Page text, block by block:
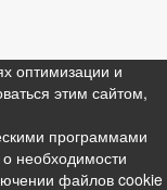
оптимизации и
этим сайтом,
программами
необходимости
файлов cookie